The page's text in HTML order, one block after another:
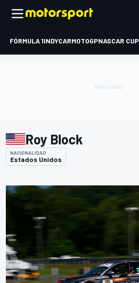
FÓRMULA 1INDYCARMOTOGPNASCAR CUP
Roy Block
NACIONALIDAD
Estados Unidos